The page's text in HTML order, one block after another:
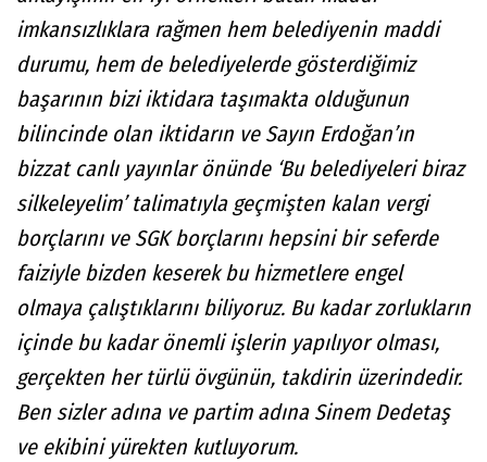
imkansızlıklara rağmen hem belediyenin maddi
durumu, hem de belediyelerde gösterdiğimiz
başarının bizi iktidara taşımakta olduğunun
bilincinde olan iktidarın ve Sayın Erdoğan’ın
bizzat canlı yayınlar önünde ‘Bu belediyeleri biraz
silkeleyelim’ talimatıyla geçmişten kalan vergi
borçlarını ve SGK borçlarını hepsini bir seferde
faiziyle bizden keserek bu hizmetlere engel
olmaya çalıştıklarını biliyoruz. Bu kadar zorlukların
içinde bu kadar önemli işlerin yapılıyor olması,
gerçekten her türlü övgünün, takdirin üzerindedir.
Ben sizler adına ve partim adına Sinem Dedetaş
ve ekibini yürekten kutluyorum.